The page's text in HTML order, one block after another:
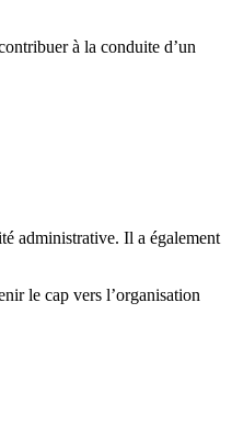
à la conduite d’un
administrative. Il a également
le cap vers l’organisation